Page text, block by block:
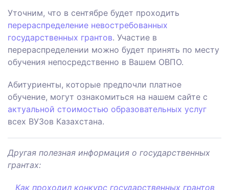
Уточним, что в сентябре будет проходить
перераспределение невостребованных
государственных грантов. Участие в
перераспределении можно будет принять по месту
обучения непосредственно в Вашем ОВПО.
Абитуриенты, которые предпочли платное
обучение, могут ознакомиться на нашем сайте с
актуальной стоимостью образовательных услуг
всех ВУЗов Казахстана.
Другая полезная информация о государственных
грантах:
Как проходил конкурс государственных грантов